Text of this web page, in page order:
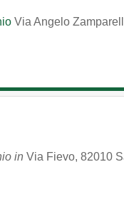
Via Angelo
in Via Fievo, 82010